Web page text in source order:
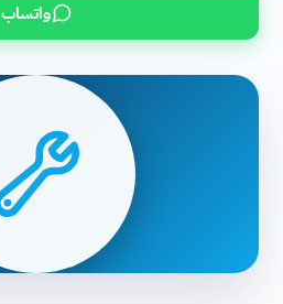
واتساب